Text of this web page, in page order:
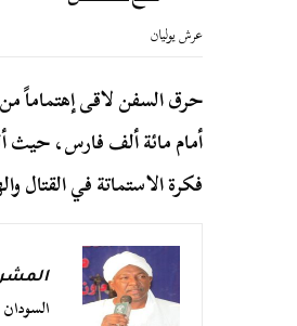
عرش يوليان
حرق السفن لاقى إهتماماً
أمام مائة ألف فارس، حيث
فكرة الاستماتة في